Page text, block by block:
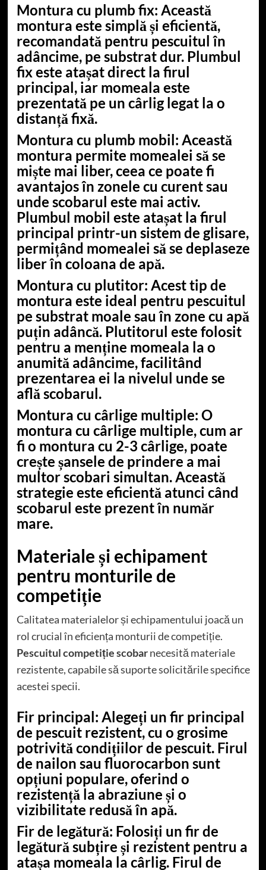
Montura cu plumb fix: Această
montura este simplă și eficientă,
recomandată pentru pescuitul în
adâncime, pe substrat dur. Plumbul
fix este atașat direct la firul
principal, iar momeala este
prezentată pe un cârlig legat la o
distanță fixă.
Montura cu plumb mobil: Această
montura permite momealei să se
miște mai liber, ceea ce poate fi
avantajos în zonele cu curent sau
unde scobarul este mai activ.
Plumbul mobil este atașat la firul
principal printr-un sistem de glisare,
permițând momealei să se deplaseze
liber în coloana de apă.
Montura cu plutitor: Acest tip de
montura este ideal pentru pescuitul
pe substrat moale sau în zone cu apă
puțin adâncă. Plutitorul este folosit
pentru a menține momeala la o
anumită adâncime, facilitând
prezentarea ei la nivelul unde se
află scobarul.
Montura cu cârlige multiple: O
montura cu cârlige multiple, cum ar
fi o montura cu 2-3 cârlige, poate
crește șansele de prindere a mai
multor scobari simultan. Această
strategie este eficientă atunci când
scobarul este prezent în număr
mare.
Materiale și echipament
pentru monturile de
competiție
Calitatea materialelor și echipamentului joacă un
rol crucial în eficiența monturii de competiție.
Pescuitul competiție scobarnecesită materiale
rezistente, capabile să suporte solicitările specifice
acestei specii.
Fir principal: Alegeți un fir principal
de pescuit rezistent, cu o grosime
potrivită condițiilor de pescuit. Firul
de nailon sau fluorocarbon sunt
opțiuni populare, oferind o
rezistență la abraziune și o
vizibilitate redusă în apă.
Fir de legătură: Folosiți un fir de
legătură subțire și rezistent pentru a
atașa momeala la cârlig. Firul de